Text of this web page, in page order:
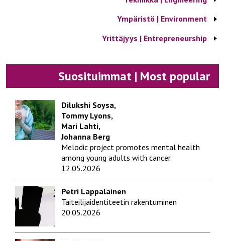
Ympäristö | Environment
Yrittäjyys | Entrepreneurship
Suosituimmat | Most popular
Dilukshi Soysa,
Tommy Lyons,
Mari Lahti,
Johanna Berg
Melodic project promotes mental health
among young adults with cancer
12.05.2026
Petri Lappalainen
Taiteilijaidentiteetin rakentuminen
20.05.2026